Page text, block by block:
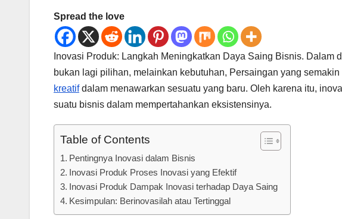
Spread the love
Inovasi Produk: Langkah Meningkatkan Daya Saing Bisnis. Dalam
bukan lagi pilihan, melainkan kebutuhan, Persaingan yang
kreatifdalam menawarkan sesuatu yang baru. Oleh karena itu,
suatu bisnis dalam mempertahankan eksistensinya.
Table of Contents
Pentingnya Inovasi dalam Bisnis
Inovasi Produk Proses Inovasi yang Efektif
Inovasi Produk Dampak Inovasi terhadap Daya Saing
Kesimpulan: Berinovasilah atau Tertinggal